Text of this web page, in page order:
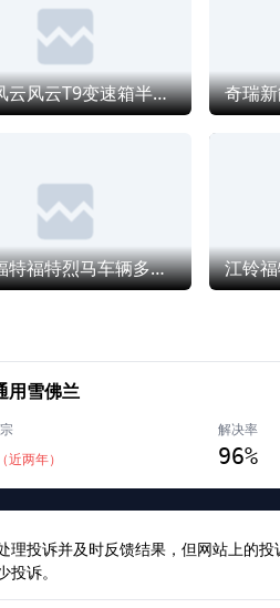
奇瑞风云风云T9变速箱半轴油封漏油，服务站欺骗客户无配件维修
江铃福特福特烈马车辆多部件损坏，要求厂家彻底维修
用雪佛兰
（近两年）
解决率
96%
理投诉并及时反馈结果，但网站上的
诉。